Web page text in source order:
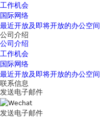
工作机会
国际网络
最近开放及即将开放的办公空间
公司介绍
公司介绍
工作机会
国际网络
最近开放及即将开放的办公空间
联系信息
发送电子邮件
发送电子邮件